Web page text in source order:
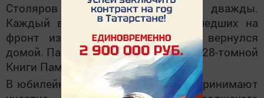
Столяров удостоен этого звания дважды.
Каждый второй из 700 тысяч ушедших на
фронт из нашей республики не вернулся
домой. Память о них увековечена в 28-томной
Книги Памяти.
В юбилейном песенном марафоне принимают